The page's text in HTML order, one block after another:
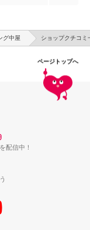
グ中屋 ショップクチコミ
ページトップへ
配信中！